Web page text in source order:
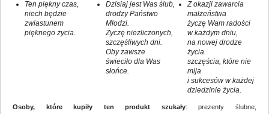
Ten piękny czas,
niech będzie
zwiastunem
pięknego życia.
Dzisiaj jest Was ślub,
drodzy Państwo
Młodzi.
Życzę niezliczonych,
szczęśliwych dni.
Oby zawsze
świeciło dla Was
słońce.
Z okazji zawarcia
małżeństwa
życzę Wam radości
w każdym dniu,
na nowej drodze
życia.
szczęścia, które nie
mija
i sukcesów w każdej
dziedzinie życia.
Osoby, które kupiły ten produkt szukały:prezenty ślubne,